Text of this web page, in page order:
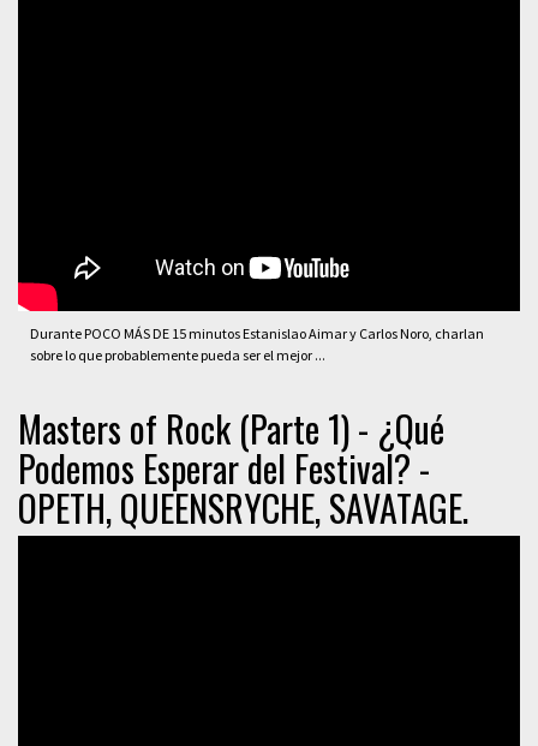
Durante POCO MÁS DE 15 minutos Estanislao Aimar y Carlos Noro, charlan
sobre lo que probablemente pueda ser el mejor ...
Masters of Rock (Parte 1) - ¿Qué
Podemos Esperar del Festival? -
OPETH, QUEENSRYCHE, SAVATAGE.